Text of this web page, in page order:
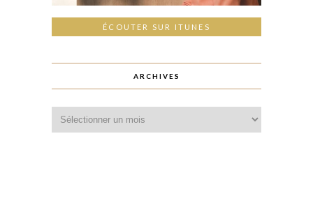
ÉCOUTER SUR ITUNES
ARCHIVES